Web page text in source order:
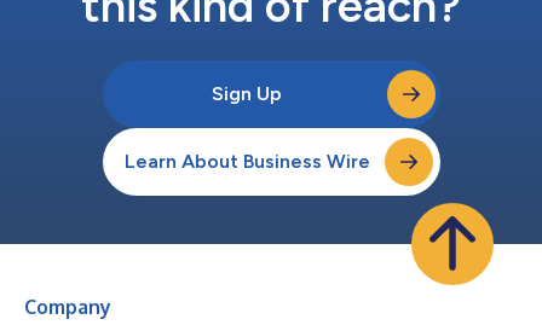
Sign Up
Learn About Business Wire
Company